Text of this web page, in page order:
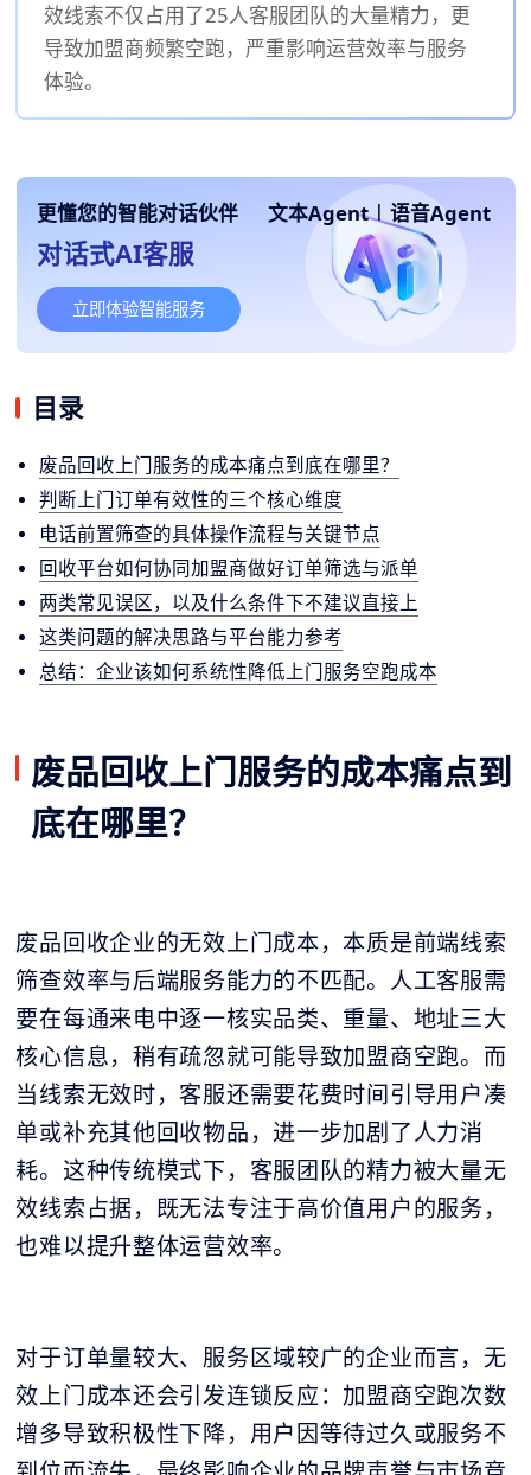
效线索不仅占用了25人客服团队的大量精力，更
导致加盟商频繁空跑，严重影响运营效率与服务
体验。
更懂您的智能对话伙伴 文本Agent | 语音Agent
对话式AI客服
立即体验智能服务
目录
废品回收上门服务的成本痛点到底在哪里？
判断上门订单有效性的三个核心维度
电话前置筛查的具体操作流程与关键节点
回收平台如何协同加盟商做好订单筛选与派单
两类常见误区，以及什么条件下不建议直接上
这类问题的解决思路与平台能力参考
总结：企业该如何系统性降低上门服务空跑成本
废品回收上门服务的成本痛点到
底在哪里？
废品回收企业的无效上门成本，本质是前端线索
筛查效率与后端服务能力的不匹配。人工客服需
要在每通来电中逐一核实品类、重量、地址三大
核心信息，稍有疏忽就可能导致加盟商空跑。而
当线索无效时，客服还需要花费时间引导用户凑
单或补充其他回收物品，进一步加剧了人力消
耗。这种传统模式下，客服团队的精力被大量无
效线索占据，既无法专注于高价值用户的服务，
也难以提升整体运营效率。
对于订单量较大、服务区域较广的企业而言，无
效上门成本还会引发连锁反应：加盟商空跑次数
增多导致积极性下降，用户因等待过久或服务不